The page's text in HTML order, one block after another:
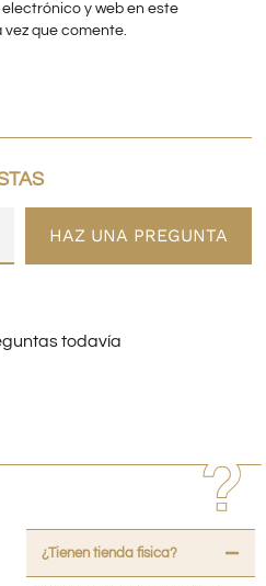
y web en este
vez que comente.
HAZ UNA PREGUNTA
todavía
¿Tienen tienda fisica?